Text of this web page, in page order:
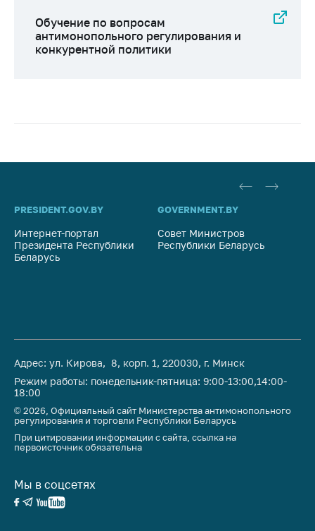
Обучение по вопросам
антимонопольного регулирования и
конкурентной политики
PRESIDENT.GOV.BY
Интернет-портал
Президента Республики
Беларусь
GOVERNMENT.BY
Совет Министров
Республики Беларусь
Адрес: ул. Кирова, 8, корп. 1, 220030, г. Минск
Режим работы: понедельник-пятница: 9:00-13:00,14:00-
18:00
© 2026, Официальный сайт Министерства антимонопольного
регулирования и торговли Республики Беларусь
При цитировании информации с сайта, ссылка на
первоисточник обязательна
Мы в соцсетях